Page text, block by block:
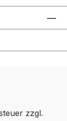
zzgl.